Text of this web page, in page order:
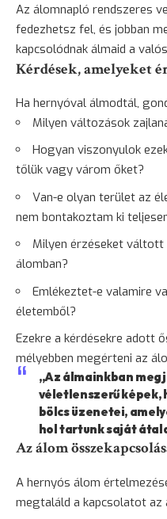
Az álomnapló rendszeres
fedezhetsz fel, és jobban
kapcsolódnak álmaid a
Kérdések, amelyeket
Ha hernyóval álmodtál,
Milyen változások
Hogyan viszonyulok
tőlük vagy várom őket?
Van-e olyan terület az
nem bontakoztam ki
Milyen érzéseket váltott
álomban?
Emlékeztet-e valamire
életemből?
Ezekre a kérdésekre adott
mélyebben megérteni az
„Az álmainkban
véletlenszerű
bölcs üzenetei,
hol tartunk saját
Az álom
A hernyós álom
megtaláld a kapcsolatot